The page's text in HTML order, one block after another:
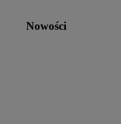
Nowości